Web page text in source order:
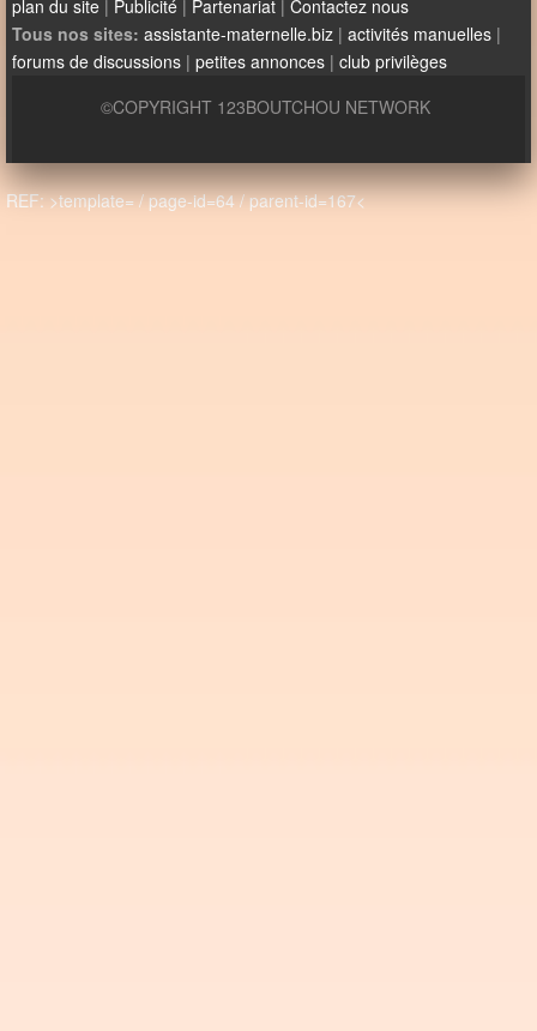
plan du site | Publicité | Partenariat | Contactez nous
Tous nos sites: assistante-maternelle.biz | activités manuelles |
forums de discussions | petites annonces | club privilèges
©COPYRIGHT 123BOUTCHOU NETWORK
REF: >template= / page-id=64 / parent-id=167<